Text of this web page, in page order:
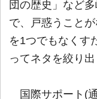
団の歴史」など
で、戸惑うこと
を1つでもなくす
ってネタを絞り
国際サポート(